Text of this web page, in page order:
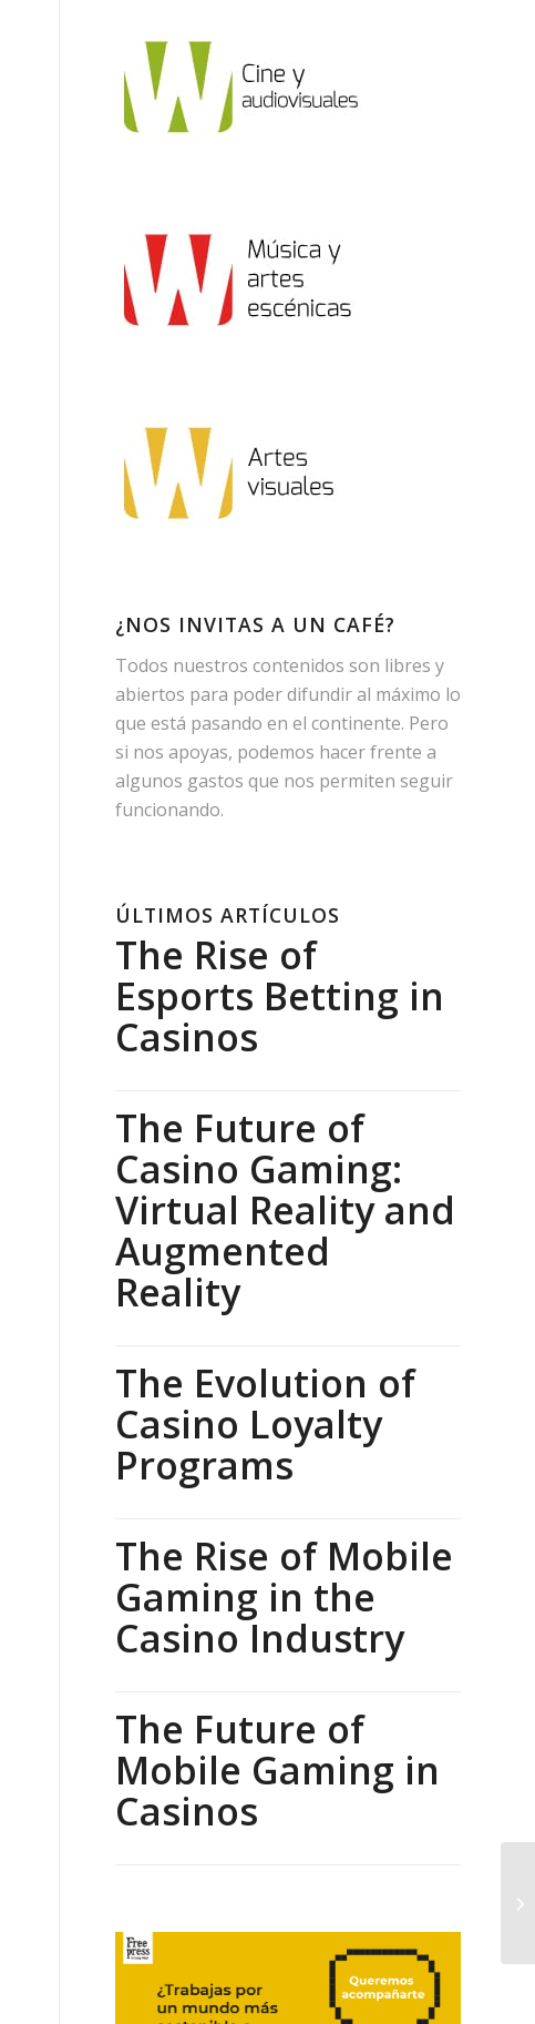
¿NOS INVITAS A UN CAFÉ?
Todos nuestros contenidos son libres y
abiertos para poder difundir al máximo lo
que está pasando en el continente. Pero
si nos apoyas, podemos hacer frente a
algunos gastos que nos permiten seguir
funcionando.
ÚLTIMOS ARTÍCULOS
The Rise of
Esports Betting in
Casinos
The Future of
Casino Gaming:
Virtual Reality and
Augmented
Reality
The Evolution of
Casino Loyalty
Programs
The Rise of Mobile
Gaming in the
Casino Industry
The Future of
Mobile Gaming in
Casinos